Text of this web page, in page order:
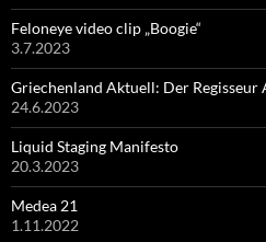
Feloneye video clip „Boogie“
3.7.2023
Griechenland Aktuell: Der
24.6.2023
Liquid Staging Manifesto
20.3.2023
Medea 21
1.11.2022